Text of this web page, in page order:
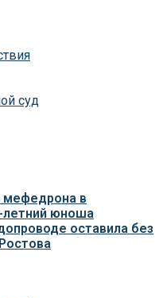
суд
мефедрона в
летний юноша
оставила без